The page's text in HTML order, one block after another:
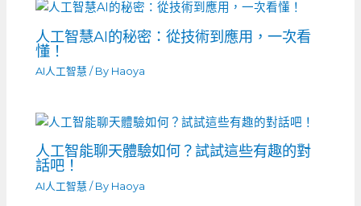
人工智慧AI的秘密：從技術到應用，一次看
懂！
AI人工智慧 / By Haoya
人工智能聊天體驗如何？試試這些有趣的對
話吧！
AI人工智慧 / By Haoya